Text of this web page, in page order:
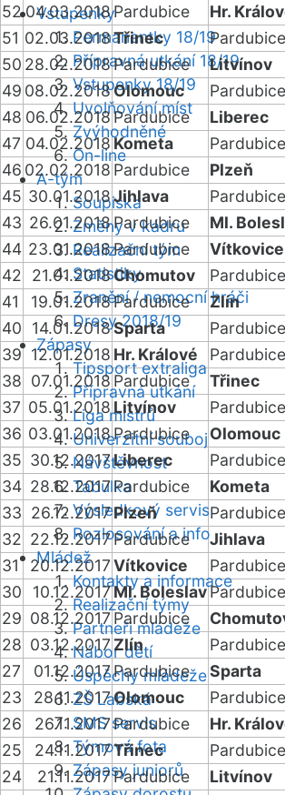
Vstupenky
Permanentky 18/19
Přípravná utkání 18/19
Vstupenky 18/19
Uvolňování míst
Zvýhodněné
On-line
A-tým
Soupiska
Změny v kádru
Realizační tým
Statistiky
Zranění / nemocní hráči
Dresy 2018/19
Zápasy
Tipsport extraliga
Přípravná utkání
Liga mistrů
Univerzitní souboj
Návštěvnost
Tabulka
Výsledkový servis
Rozlosování a info
Mládež
Kontakty a informace
Realizační týmy
Partneři mládeže
Nábor dětí
Úspěchy mládeže
ZŠ Labská
SMS servis
Týmová fota
Zápasy juniorů
52 04.03.2018Pardubice Hr.
51 02.03.2018Třinec Pardubice
50 28.02.2018Pardubice Litvínov
49 08.02.2018Olomouc Pardubice
48 06.02.2018Pardubice Liberec
47 04.02.2018Kometa Pardubice
46 02.02.2018 Pardubice Plzeň
45 30.01.2018Jihlava Pardubice
43 26.01.2018Pardubice Ml.
44 23.01.2018Pardubice Vítkovice
42
21.01.2018Chomutov Pardubice
41
19.01.2018Pardubice Zlín
40
14.01.2018Sparta Pardubice
39 12.01.2018 Hr. Králové Pardubice
38 07.01.2018 Pardubice Třinec
37 05.01.2018 Litvínov Pardubice
36 03.01.2018Pardubice Olomouc
35 30.12.2017Liberec Pardubice
34 28.12.2017 Pardubice Kometa
33 26.12.2017Plzeň Pardubice
32 22.12.2017Pardubice Jihlava
31
20.12.2017Vítkovice Pardubice
30
10.12.2017Ml. BoleslavPardubice
29 08.12.2017 Pardubice
28 03.12.2017 Zlín Pardubice
27
01.12.2017Pardubice Sparta
23
28.11.2017Olomouc Pardubice
26
26.11.2017Pardubice Hr.
25
24.11.2017Třinec Pardubice
24
21.11.2017Pardubice Litvínov